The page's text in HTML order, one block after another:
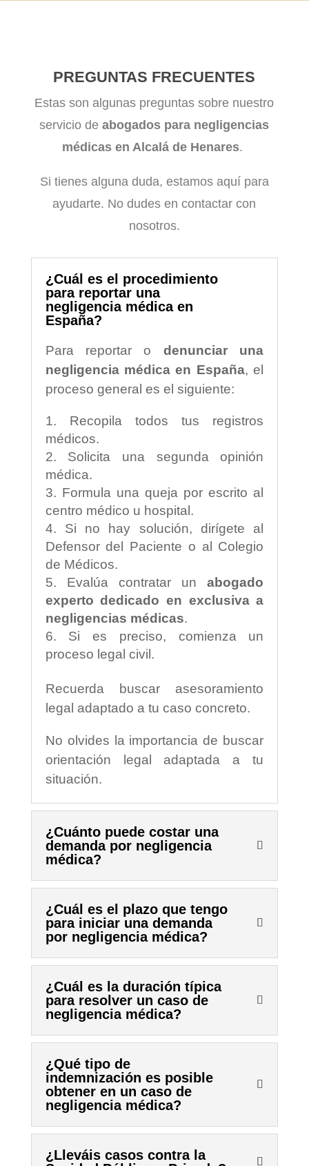
PREGUNTAS FRECUENTES
Estas son algunas preguntas sobre nuestro
servicio deabogados para negligencias
médicas en Alcalá de Henares.
Si tienes alguna duda, estamos aquí para
ayudarte. No dudes en contactar con
nosotros.
¿Cuál es el procedimiento
para reportar una
negligencia médica en
España?
Para reportar o denunciar una
negligencia médica en España, el
proceso general es el siguiente:
Recopila todos tus registros
médicos.
Solicita una segunda opinión
médica.
Formula una queja por escrito al
centro médico u hospital.
Si no hay solución, dirígete al
Defensor del Paciente o al Colegio
de Médicos.
Evalúa contratar unabogado
experto dedicado en exclusiva a
negligencias médicas.
Si es preciso, comienza un
proceso legal civil.
Recuerda buscar asesoramiento
legal adaptado a tu caso concreto.
No olvides la importancia de buscar
orientación legal adaptada a tu
situación.
¿Cuánto puede costar una
demanda por negligencia
médica?
¿Cuál es el plazo que tengo
para iniciar una demanda
por negligencia médica?
¿Cuál es la duración típica
para resolver un caso de
negligencia médica?
¿Qué tipo de
indemnización es posible
obtener en un caso de
negligencia médica?
¿Lleváis casos contra la